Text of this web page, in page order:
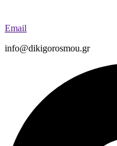
Email
info@dikigorosmou.gr